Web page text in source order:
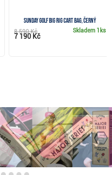
Sunday Golf Big Rig cart bag, černý
Skladem 1ks
8 590 Kč
7 190 Kč